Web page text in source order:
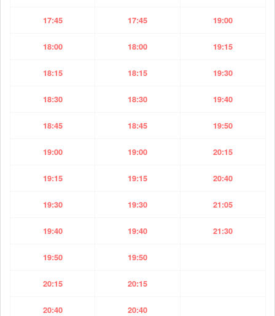
17:45 17:45 19:00
18:00 18:00 19:15
18:15 18:15 19:30
18:30 18:30 19:40
18:45 18:45 19:50
19:00 19:00 20:15
19:15 19:15 20:40
19:30 19:30 21:05
19:40 19:40 21:30
19:50 19:50
20:15 20:15
20:40 20:40